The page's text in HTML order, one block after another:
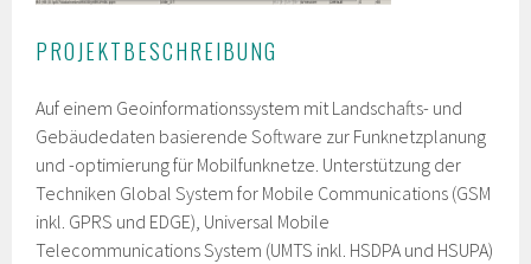
PROJEKTBESCHREIBUNG
Auf einem Geoinformationssystem mit Landschafts- und
Gebäudedaten basierende Software zur Funknetzplanung
und -optimierung für Mobilfunknetze. Unterstützung der
Techniken Global System for Mobile Communications (GSM
inkl. GPRS und EDGE), Universal Mobile
Telecommunications System (UMTS inkl. HSDPA und HSUPA)